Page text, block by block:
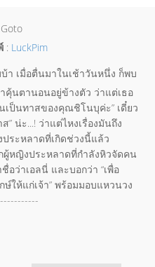
: LuckPim
า เมื่อตื่นมาในเช้าวันหนึ่ง ก็พบ
คุ้นตานอนอยู่ข้างตัว ว่าแต่เธอ
เป็นทาสของคุณชิโนบุค่ะ” เดี๋ยว
” น่ะ...! ว่าแต่ไหงเรื่องมันถึง
ประหลาดที่เกิดช่วงนี้แล้ว
ผู้หญิงประหลาดที่กำลังหิวจัดคน
อว่าเอลนี่ และบอกว่า “เพื่อ
ให้แก่เจ้า” พร้อมมอบแหวนวง